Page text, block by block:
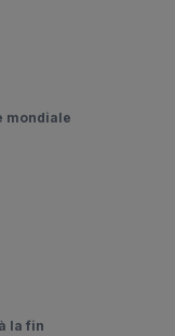
mondiale
la fin